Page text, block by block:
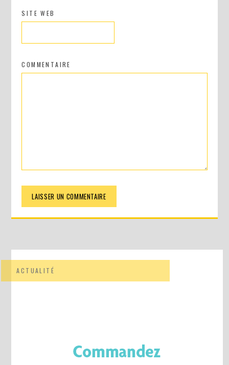
SITE WEB
COMMENTAIRE
ACTUALITÉ